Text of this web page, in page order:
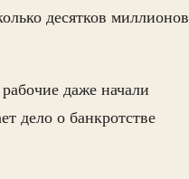
десятков миллионов
даже начали
дело о банкротстве